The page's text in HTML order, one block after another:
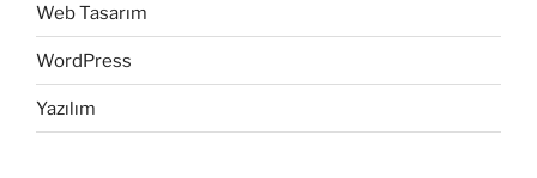
Web Tasarım
WordPress
Yazılım